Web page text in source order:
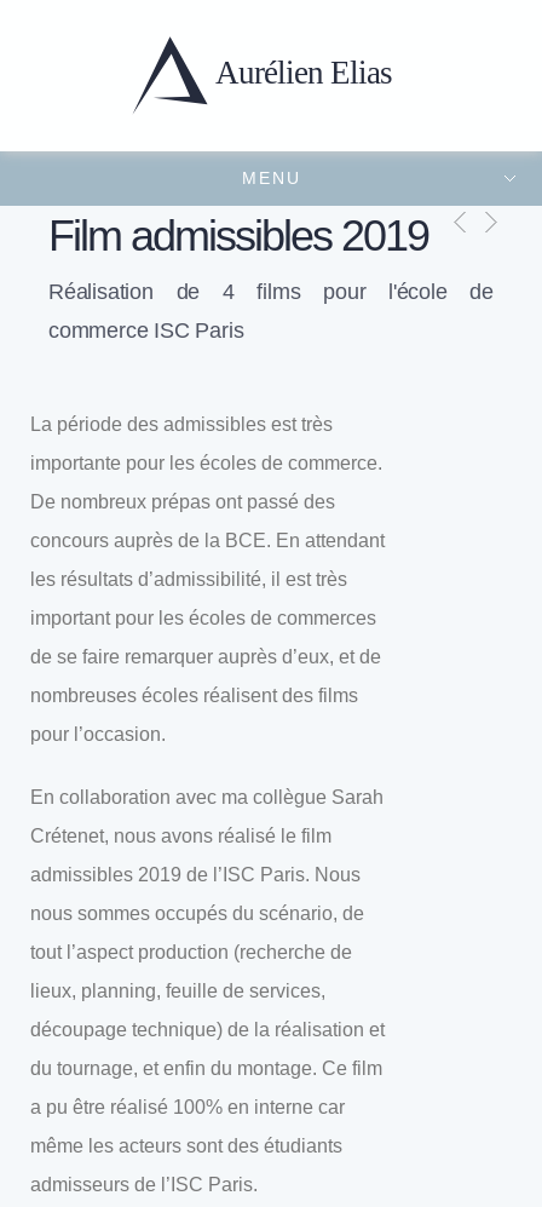
Aurélien Elias
MENU
FERMER LE MENU
Portfolio
Présentation
Projets récentsFilm admissibles 2019
Réalisation de 4 films pour l'école de
commerce ISC Paris
La période des admissibles est très
importante pour les écoles de commerce.
De nombreux prépas ont passé des
concours auprès de la BCE. En attendant
les résultats d’admissibilité, il est très
important pour les écoles de commerces
de se faire remarquer auprès d’eux, et de
nombreuses écoles réalisent des films
pour l’occasion.
En collaboration avec ma collègue Sarah
Crétenet, nous avons réalisé le film
admissibles 2019 de l’ISC Paris. Nous
nous sommes occupés du scénario, de
tout l’aspect production (recherche de
lieux, planning, feuille de services,
découpage technique) de la réalisation et
du tournage, et enfin du montage. Ce film
a pu être réalisé 100% en interne car
même les acteurs sont des étudiants
admisseurs de l’ISC Paris.